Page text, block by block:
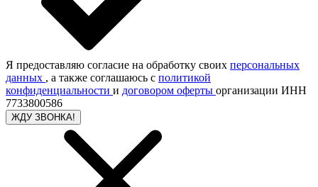
Я предоставляю согласие на обработку своих персональных
данных , а также соглашаюсь с политикой
конфиденциальности и договором оферты организации ИНН
7733800586
ЖДУ ЗВОНКА!